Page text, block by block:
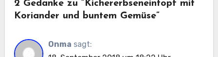
2 Gedanke zu “Kichererbseneintopf mit
Koriander und buntem Gemüse”
Onma sagt: